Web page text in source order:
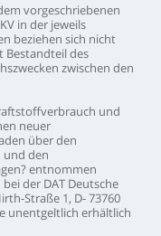
vorgeschriebenen
in der jeweils
beziehen sich nicht
Bestandteildes
zwischen den
und
neuer
überden
und den
entnommen
beider DAT Deutsche
Straße 1, D-73760
unentgeltlich erhältlich